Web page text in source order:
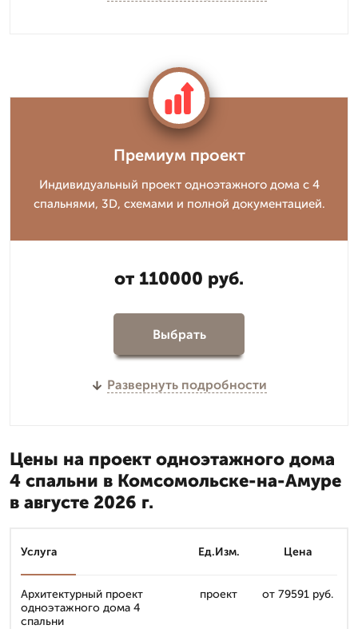
Премиум проект
Индивидуальный проект одноэтажного дома с 4
спальнями, 3D, схемами и полной документацией.
от 110000 руб.
Выбрать
Развернуть подробности
Цены на проект одноэтажного дома
4 спальни в Комсомольске-на-Амуре
в августе 2026 г.
Услуга Ед.Изм. Цена
Архитектурный проект
одноэтажного дома 4
спальни
проект от 79591 руб.